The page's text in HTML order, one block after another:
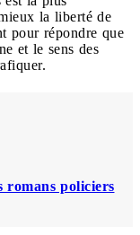
la liberté de
pour répondre que
et le sens des
romans policiers